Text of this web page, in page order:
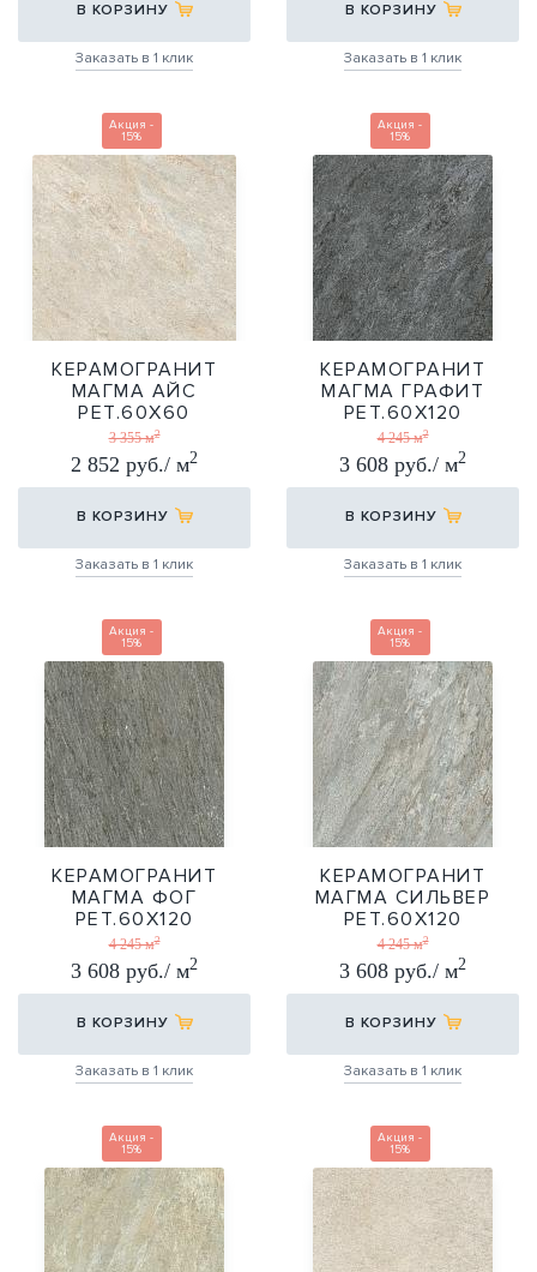
В КОРЗИНУ
Заказать в 1 клик
В КОРЗИНУ
Заказать в 1 клик
Акция -
15%
КЕРАМОГРАНИТ
МАГМА АЙС
РЕТ.60Х60
60Х60
3 355 м2
2 852 руб./ м2
В КОРЗИНУ
Заказать в 1 клик
Акция -
15%
КЕРАМОГРАНИТ
МАГМА ГРАФИТ
РЕТ.60Х120
60X120
4 245 м2
3 608 руб./ м2
В КОРЗИНУ
Заказать в 1 клик
Акция -
15%
КЕРАМОГРАНИТ
МАГМА ФОГ
РЕТ.60Х120
60X120
4 245 м2
3 608 руб./ м2
В КОРЗИНУ
Заказать в 1 клик
Акция -
15%
КЕРАМОГРАНИТ
МАГМА СИЛЬВЕР
РЕТ.60Х120
60X120
4 245 м2
3 608 руб./ м2
В КОРЗИНУ
Заказать в 1 клик
Акция -
15%
Акция -
15%